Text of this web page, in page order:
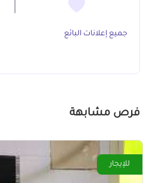
جميع إعلانات البائع
فرص مشابهة
للإيجار